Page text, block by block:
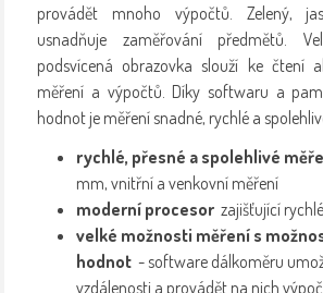
provádět mnoho výpočtů. Zelený,
usnadňuje zaměřování předmětů.
podsvícená obrazovka slouží ke čtení
měření a výpočtů. Díky softwaru a
hodnot je měření snadné, rychlé a
rychlé, přesné a spolehlivé
mm, vnitřní a venkovní měření
moderní procesor zajišťující
velké možnosti měření s
hodnot - software dálkoměru
vzdálenosti a provádět na nich